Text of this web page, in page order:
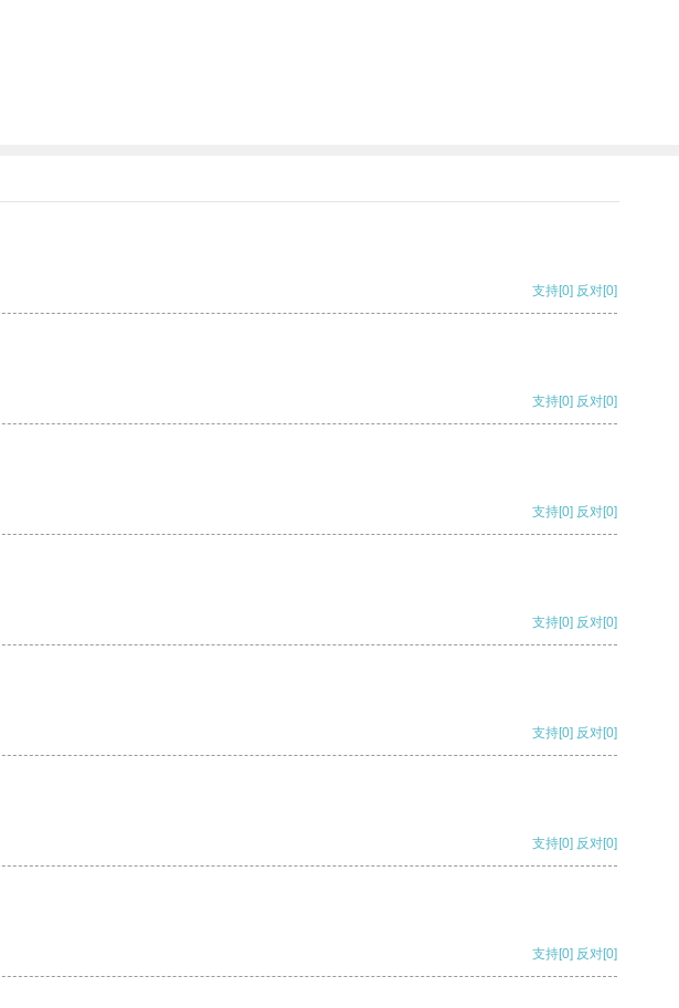
支持[0] 反对[0]
支持[0] 反对[0]
支持[0] 反对[0]
支持[0] 反对[0]
支持[0] 反对[0]
支持[0] 反对[0]
支持[0] 反对[0]